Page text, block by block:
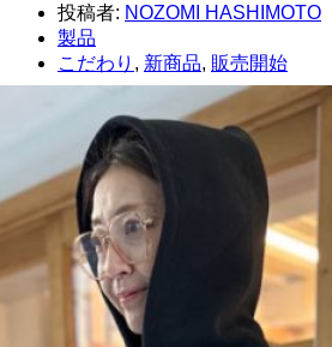
投稿者: NOZOMI HASHIMOTO
製品
こだわり , 新商品, 販売開始
トクチュウも承っております 前の記事